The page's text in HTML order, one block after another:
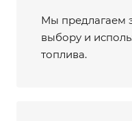
Мы предлагаем
выбору и
топлива.